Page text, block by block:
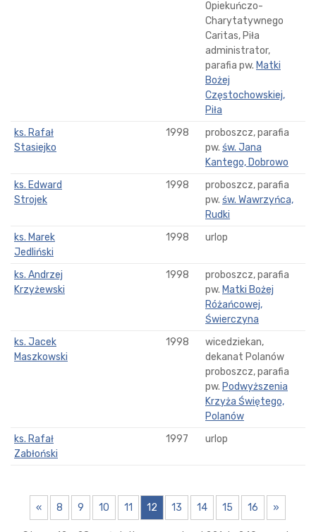
Opiekuńczo-
Charytatywnego
Caritas, Piła
administrator,
parafia pw. Matki
Bożej
Częstochowskiej,
Piła
ks. Rafał
Stasiejko
1998
proboszcz, parafia
pw. św. Jana
Kantego, Dobrowo
ks. Edward
Strojek
1998
proboszcz, parafia
pw. św. Wawrzyńca,
Rudki
ks. Marek
Jedliński
1998 urlop
ks. Andrzej
Krzyżewski
1998
proboszcz, parafia
pw. Matki Bożej
Różańcowej,
Świerczyna
ks. Jacek
Maszkowski
1998
wicedziekan,
dekanat Polanów
proboszcz, parafia
pw. Podwyższenia
Krzyża Świętego,
Polanów
ks. Rafał
Zabłoński
1997 urlop
« 8 9 10 11 12 13 14 15 16 »